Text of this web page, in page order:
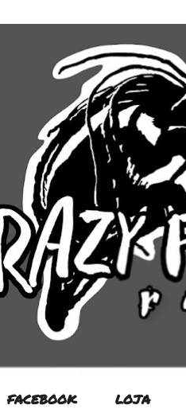
FACEBOOK LOJA